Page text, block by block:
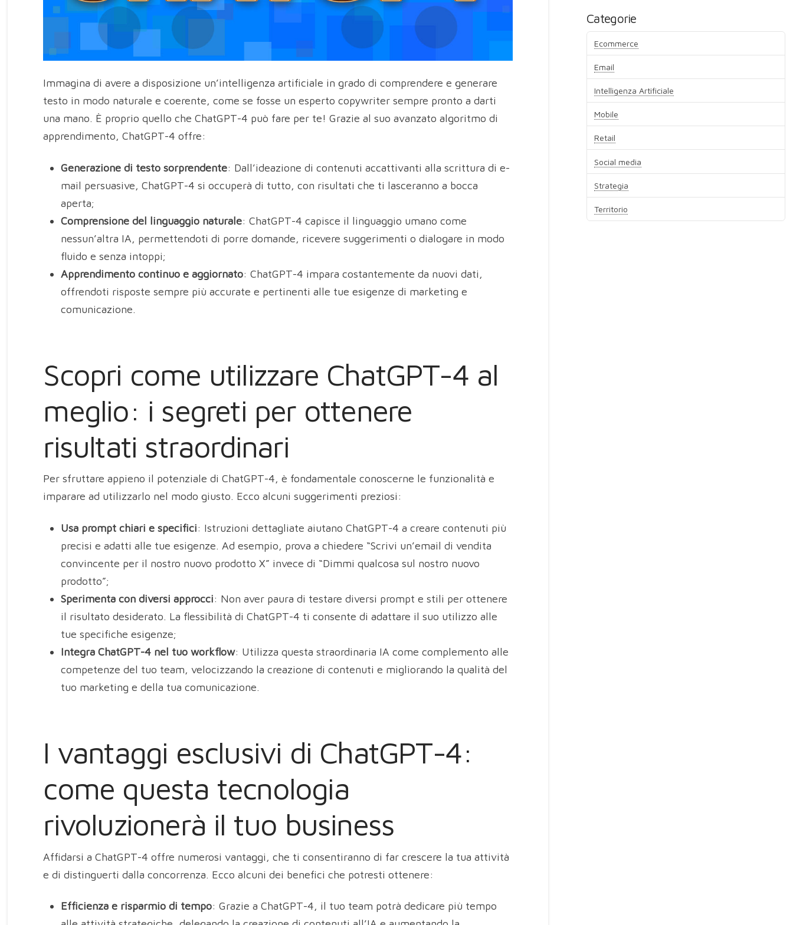
Immagina di avere a disposizione un’intelligenza artificiale in grado di comprendere e generare
testo in modo naturale e coerente, come se fosse un esperto copywriter sempre pronto a darti
una mano. È proprio quello che ChatGPT-4 può fare per te! Grazie al suo avanzato algoritmo di
apprendimento, ChatGPT-4 offre:
Generazione di testo sorprendente: Dall’ideazione di contenuti accattivanti alla scrittura di e-
mail persuasive, ChatGPT-4 si occuperà di tutto, con risultati che ti lasceranno a bocca
aperta;
Comprensione del linguaggio naturale: ChatGPT-4 capisce il linguaggio umano come
nessun’altra IA, permettendoti di porre domande, ricevere suggerimenti o dialogare in modo
fluido e senza intoppi;
Apprendimento continuo e aggiornato: ChatGPT-4 impara costantemente da nuovi dati,
offrendoti risposte sempre più accurate e pertinenti alle tue esigenze di marketing e
comunicazione.
Scopri come utilizzare ChatGPT-4 al
meglio: i segreti per ottenere
risultati straordinari
Per sfruttare appieno il potenziale di ChatGPT-4, è fondamentale conoscerne le funzionalità e
imparare ad utilizzarlo nel modo giusto. Ecco alcuni suggerimenti preziosi:
Usa prompt chiari e specifici: Istruzioni dettagliate aiutano ChatGPT-4 a creare contenuti più
precisi e adatti alle tue esigenze. Ad esempio, prova a chiedere “Scrivi un’email di vendita
convincente per il nostro nuovo prodotto X” invece di “Dimmi qualcosa sul nostro nuovo
prodotto”;
Sperimenta con diversi approcci: Non aver paura di testare diversi prompt e stili per ottenere
il risultato desiderato. La flessibilità di ChatGPT-4 ti consente di adattare il suo utilizzo alle
tue specifiche esigenze;
Integra ChatGPT-4 nel tuo workflow: Utilizza questa straordinaria IA come complemento alle
competenze del tuo team, velocizzando la creazione di contenuti e migliorando la qualità del
tuo marketing e della tua comunicazione.
I vantaggi esclusivi di ChatGPT-4:
come questa tecnologia
rivoluzionerà il tuo business
Affidarsi a ChatGPT-4 offre numerosi vantaggi, che ti consentiranno di far crescere la tua attività
e di distinguerti dalla concorrenza. Ecco alcuni dei benefici che potresti ottenere:
Efficienza e risparmio di tempo: Grazie a ChatGPT-4, il tuo team potrà dedicare più tempo
Categorie
Ecommerce
Email
Intelligenza Artificiale
Mobile
Retail
Social media
Strategia
Territorio